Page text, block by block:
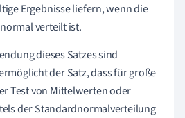
Ergebnisse liefern, wenn die
verteilt ist.
dieses Satzes sind
der Satz, dass für große
Test von Mittelwerten oder
der Standardnormalverteilung